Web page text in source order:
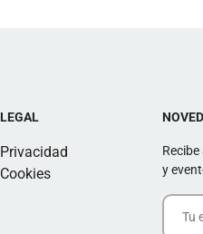
LEGAL
Privacidad
Cookies
y